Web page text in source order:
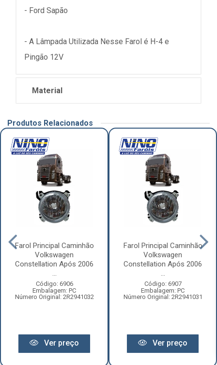
- Ford Sapão
- A Lâmpada Utilizada Nesse Farol é H-4 e
Pingão 12V
Material
Produtos Relacionados
Farol Principal Caminhão
Volkswagen
Constellation Após 2006
...
Código: 6906
Embalagem: PC
Número Original: 2R2941032
Ver preço
Farol Principal Caminhão
Volkswagen
Constellation Após 2006
...
Código: 6907
Embalagem: PC
Número Original: 2R2941031
Ver preço